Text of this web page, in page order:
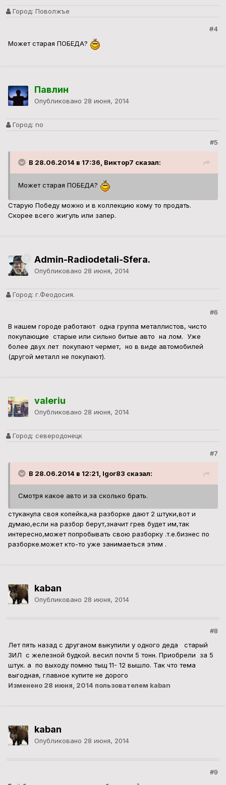
Город: Поволжъе
#4
Может старая ПОБЕДА?
Павлин
Опубликовано 28 июня, 2014
Город: no
#5
В 28.06.2014 в 17:36, Виктор7 сказал:
Может старая ПОБЕДА?
Старую Победу можно и в коллекцию кому то продать.
Скорее всего жигуль или запер.
Admin-Radiodetali-Sfera.
Опубликовано 28 июня, 2014
Город: г.Феодосия.
#6
В нашем городе работают одна группа металлистов, чисто
покупающие старые или сильно битые авто на лом. Уже
более двух лет покупают чермет, но в виде автомобилей
(другой металл не покупают).
valeriu
Опубликовано 28 июня, 2014
Город: северодонецк
#7
В 28.06.2014 в 12:21, Igor83 сказал:
Смотря какое авто и за сколько брать.
стуканула своя копейка,на разборке дают 2 штуки,вот и
думаю,если на разбор берут,значит грев будет им,так
интересно,может попробывать свою разборку .т.е.бизнес по
разборке.может кто-то уже занимаеться этим .
kaban
Опубликовано 28 июня, 2014
#8
Лет пять назад с друганом выкупили у одного деда старый
ЗИЛ с железной будкой. весил почти 5 тонн. Приобрели за 5
штук. а по выходу помню тыщ 11- 12 вышло. Так что тема
выгодная, главное купите не дорого
Изменено 28 июня, 2014 пользователем kaban
kaban
Опубликовано 28 июня, 2014
#9